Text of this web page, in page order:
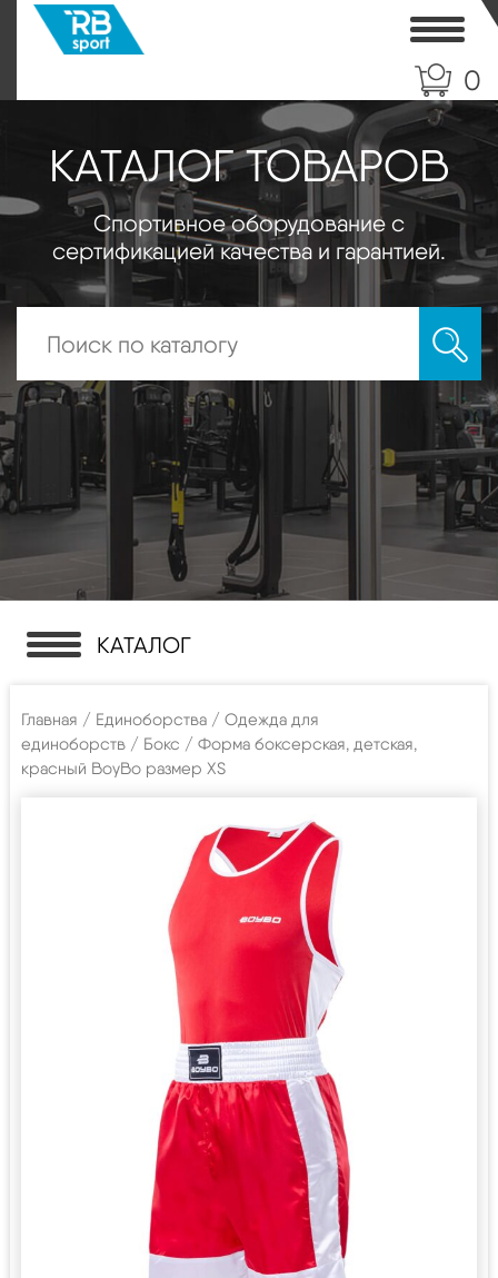
0
КАТАЛОГ ТОВАРОВ
Спортивное оборудование с
сертификацией качества и гарантией.
КАТАЛОГ
Главная / Единоборства / Одежда для
единоборств / Бокс / Форма боксерская, детская,
красный BoyBo размер XS